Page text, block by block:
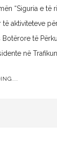
“Siguria e të
të aktiviteteve
Botërore të
në Trafikun…